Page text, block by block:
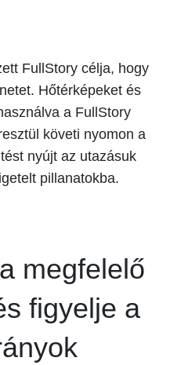
FullStory célja, hogy
Hőtérképeket és
a FullStory
követi nyomon a
nyújt az utazásuk
pillanatokba.
megfelelő
figyelje a